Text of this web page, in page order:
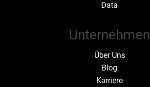
Data
Unternehmen
Über Uns
Blog
Karriere